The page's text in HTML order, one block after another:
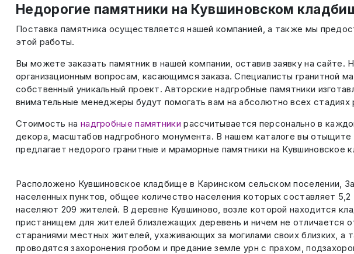
Недорогие памятники на Кувшиновском
Поставка памятника осуществляется нашей компанией, а также мы
этой работы.
Вы можете заказать памятник в нашей компании, оставив заявку на
организационным вопросам, касающимся заказа. Специалисты гранитной
собственный уникальный проект. Авторские надгробные памятники
внимательные менеджеры будут помогать вам на абсолютно всех стадиях
Стоимость на надгробные памятники рассчитывается персонально в
декора, масштабов надгробного монумента. В нашем каталоге вы
предлагает недорого гранитные и мраморные памятники на Кувшиновское
Расположено Кувшиновское кладбище в Каринском сельском поселении,
населенных пунктов, общее количество населения которых составляет
населяют 209 жителей. В деревне Кувшиново, возле которой находится
пристанищем для жителей близлежащих деревень и ничем не отличается
стараниями местных жителей, ухаживающих за могилами своих близких,
проводятся захоронения гробом и предание земле урн с прахом,